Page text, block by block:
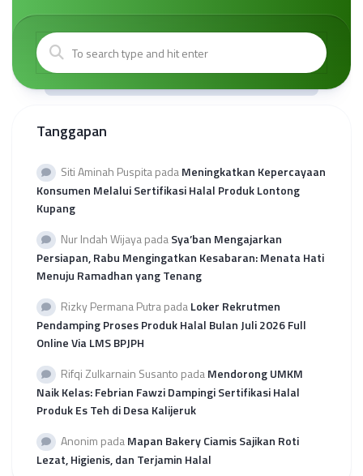
Tanggapan
Siti Aminah PuspitapadaMeningkatkan Kepercayaan
Konsumen Melalui Sertifikasi Halal Produk Lontong
Kupang
Nur Indah WijayapadaSya’ban Mengajarkan
Persiapan, Rabu Mengingatkan Kesabaran: Menata Hati
Menuju Ramadhan yang Tenang
Rizky Permana PutrapadaLoker Rekrutmen
Pendamping Proses Produk Halal Bulan Juli 2026 Full
Online Via LMS BPJPH
Rifqi Zulkarnain Susanto padaMendorong UMKM
Naik Kelas: Febrian Fawzi Dampingi Sertifikasi Halal
Produk Es Teh di Desa Kalijeruk
Anonim padaMapan Bakery Ciamis Sajikan Roti
Lezat, Higienis, dan Terjamin Halal